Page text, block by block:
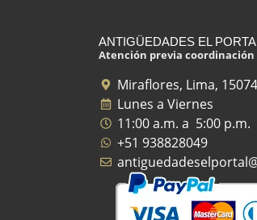
ANTIGÜEDADES EL
Atención previa
Miraflores, Lima,
Lunes a Viernes
11:00 a.m. a 5:00 p.m.
+51 938828049